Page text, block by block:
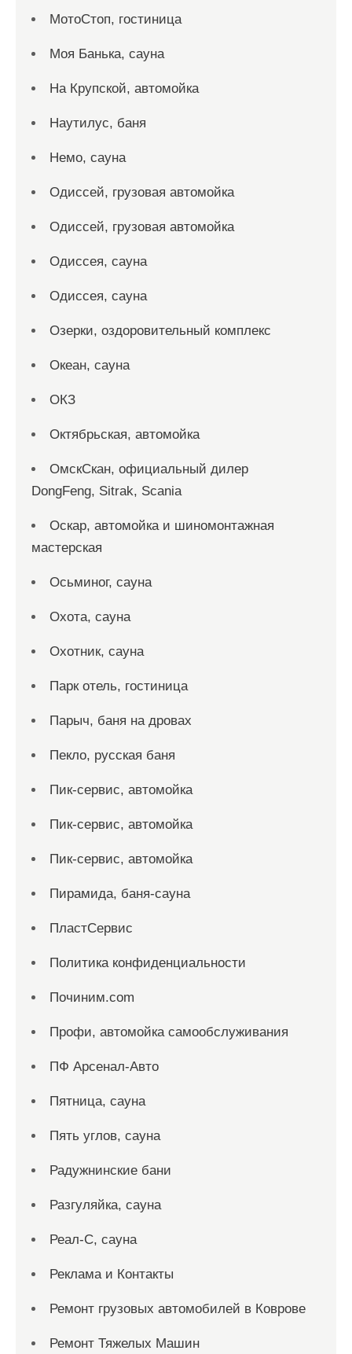
МотоСтоп, гостиница
Моя Банька, сауна
На Крупской, автомойка
Наутилус, баня
Немо, сауна
Одиссей, грузовая автомойка
Одиссей, грузовая автомойка
Одиссея, сауна
Одиссея, сауна
Озерки, оздоровительный комплекс
Океан, сауна
ОКЗ
Октябрьская, автомойка
ОмскСкан, официальный дилер
DongFeng, Sitrak, Scania
Оскар, автомойка и шиномонтажная
мастерская
Осьминог, сауна
Охота, сауна
Охотник, сауна
Парк отель, гостиница
Парыч, баня на дровах
Пекло, русская баня
Пик-сервис, автомойка
Пик-сервис, автомойка
Пик-сервис, автомойка
Пирамида, баня-сауна
ПластСервис
Политика конфиденциальности
Починим.com
Профи, автомойка самообслуживания
ПФ Арсенал-Авто
Пятница, сауна
Пять углов, сауна
Радужнинские бани
Разгуляйка, сауна
Реал-С, сауна
Реклама и Контакты
Ремонт грузовых автомобилей в Коврове
Ремонт Тяжелых Машин